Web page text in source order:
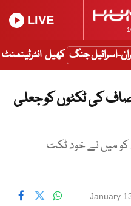
LIVE
اسرائیل جنگ کھیل انٹرٹینمنٹ
کی ٹکٹوں کو جعلی
کو میں نے خود ٹکٹ
January